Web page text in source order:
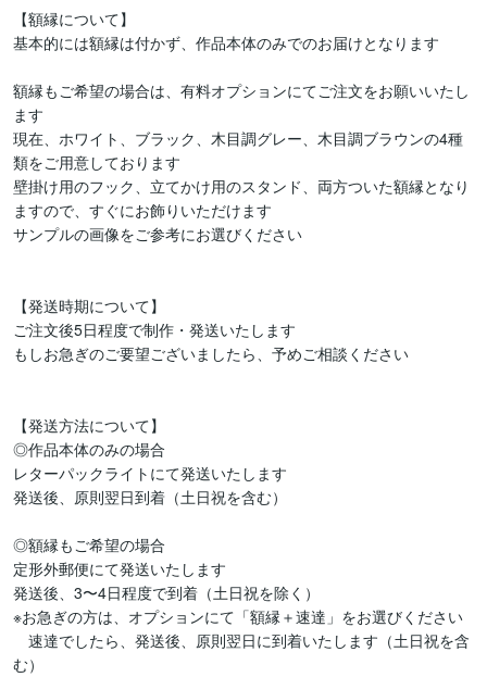
【額縁について】
基本的には額縁は付かず、作品本体のみでのお届けとなります
額縁もご希望の場合は、有料オプションにてご注文をお願いいたし
ます
現在、ホワイト、ブラック、木目調グレー、木目調ブラウンの4種
類をご用意しております
壁掛け用のフック、立てかけ用のスタンド、両方ついた額縁となり
ますので、すぐにお飾りいただけます
サンプルの画像をご参考にお選びください
【発送時期について】
ご注文後5日程度で制作・発送いたします
もしお急ぎのご要望ございましたら、予めご相談ください
【発送方法について】
◎作品本体のみの場合
レターパックライトにて発送いたします
発送後、原則翌日到着（土日祝を含む）
◎額縁もご希望の場合
定形外郵便にて発送いたします
発送後、3〜4日程度で到着（土日祝を除く）
※お急ぎの方は、オプションにて「額縁＋速達」をお選びください
速達でしたら、発送後、原則翌日に到着いたします（土日祝を含
む）